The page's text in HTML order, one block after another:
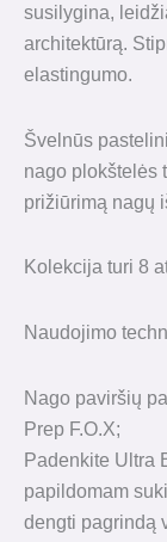
susilygina,
architektūrą.
elastingumo.
Švelnūs
nago plokštelės
prižiūrimą nagų
Kolekcija turi 8
Naudojimo
Nago paviršių
Prep F.O.X;
Padenkite Ultra
papildomam
dengti pagrindą